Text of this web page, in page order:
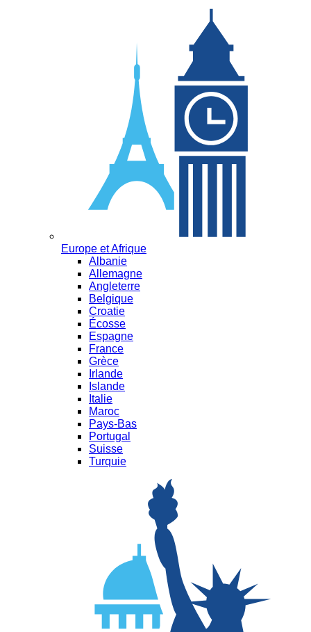
Europe et Afrique
Albanie
Allemagne
Angleterre
Belgique
Croatie
Écosse
Espagne
France
Grèce
Irlande
Islande
Italie
Maroc
Pays-Bas
Portugal
Suisse
Turquie